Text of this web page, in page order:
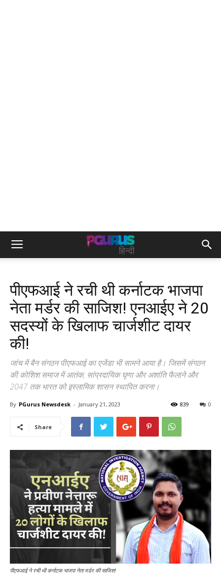
पीएफआई ने रची थी कर्नाटक भाजपा
नेता मर्डर की साजिश! एनआईए ने 20
सदस्यों के खिलाफ चार्जशीट दायर
की!
जांच में बैन संगठन पीएफआई का एजेंडा भी सामने आया है। जिसमें संगठन
की कोशिश समाज में आतंक, सांप्रदायिक घृणा और अशांति फैलाने और
2047 तक भारत को इस्लामिक शासन स्थापित करना।
By PGurus Newsdesk - January 21, 2023 0
839
Share
पीएफआई ने रची थी कर्नाटक भाजपा नेता मर्डर की साजिश!